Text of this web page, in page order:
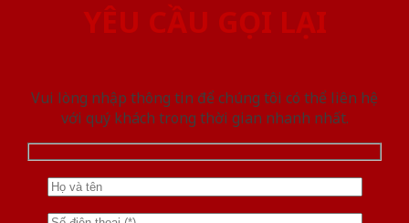
YÊU CẦU GỌI LẠI
Vui lòng nhập thông tin để chúng tôi có thể liên hệ
với quý khách trong thời gian nhanh nhất.